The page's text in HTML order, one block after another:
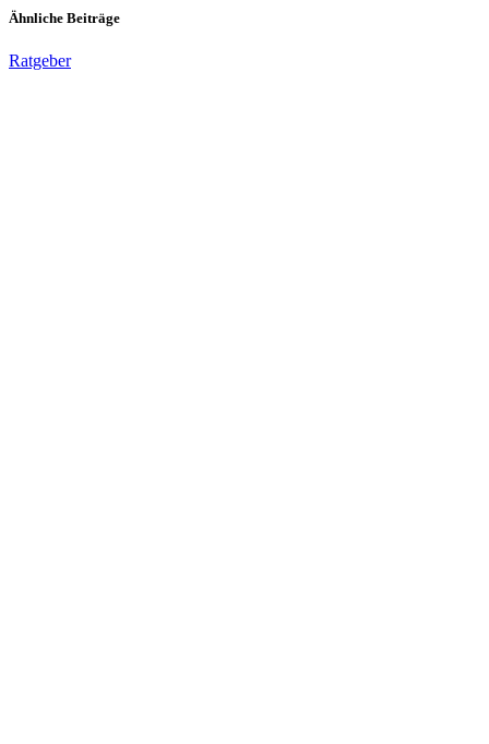
Ähnliche Beiträge
Ratgeber